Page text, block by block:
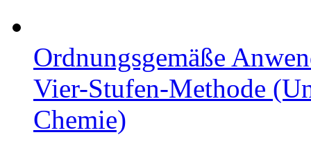
Ordnungsgemäße
Vier-Stufen-Methode
Chemie)